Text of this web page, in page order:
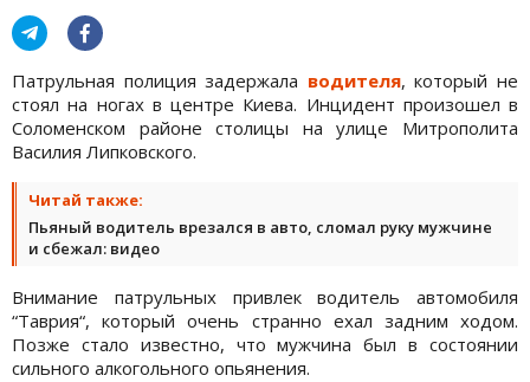
Патрульная полиция задержала водителя, который не
стоял на ногах в центре Киева. Инцидент произошел в
Соломенском районе столицы на улице Митрополита
Василия Липковского.
Читай также:
Пьяный водитель врезался в авто, сломал руку мужчине
и сбежал: видео
Внимание патрульных привлек водитель автомобиля
“Таврия“, который очень странно ехал задним ходом.
Позже стало известно, что мужчина был в состоянии
сильного алкогольного опьянения.